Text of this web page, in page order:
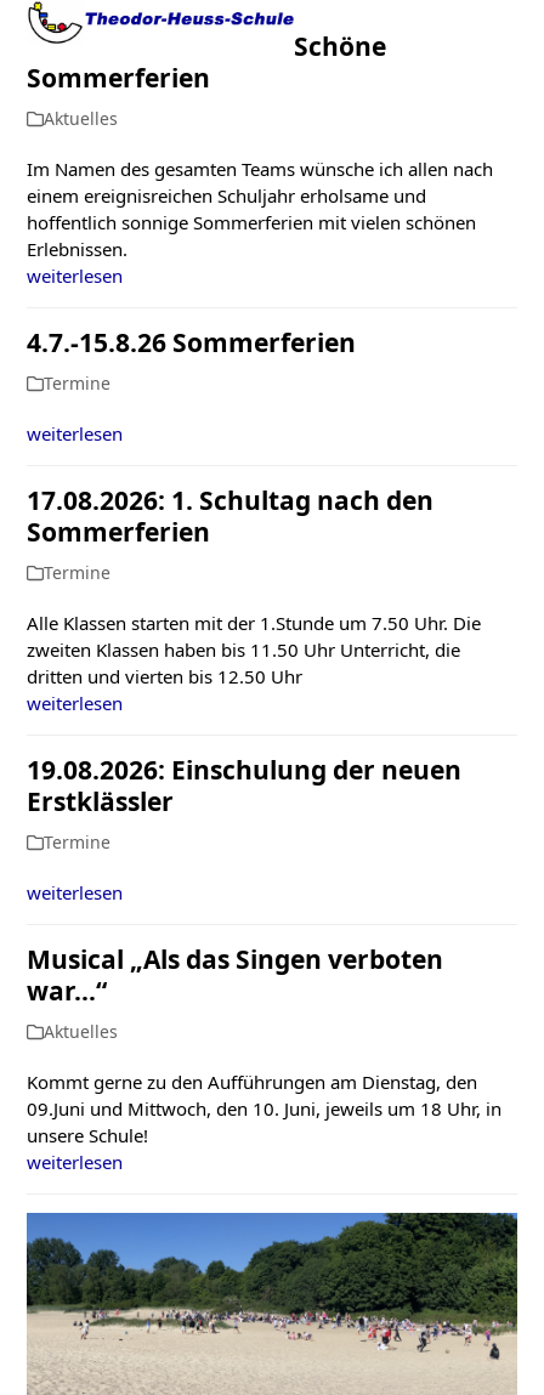
Skip
content
Open
menu
Close
menu
Schöne
Sommerferien
Aktuelles
Im Namen des gesamten Teams wünsche ich allen nach
einem ereignisreichen Schuljahr erholsame und
hoffentlich sonnige Sommerferien mit vielen schönen
Erlebnissen.
weiterlesen
4.7.-15.8.26 Sommerferien
Termine
weiterlesen
17.08.2026: 1. Schultag nach den
Sommerferien
Termine
Alle Klassen starten mit der 1.Stunde um 7.50 Uhr. Die
zweiten Klassen haben bis 11.50 Uhr Unterricht, die
dritten und vierten bis 12.50 Uhr
weiterlesen
19.08.2026: Einschulung der neuen
Erstklässler
Termine
weiterlesen
Musical „Als das Singen verboten
war…“
Aktuelles
Kommt gerne zu den Aufführungen am Dienstag, den
09.Juni und Mittwoch, den 10. Juni, jeweils um 18 Uhr, in
unsere Schule!
weiterlesen